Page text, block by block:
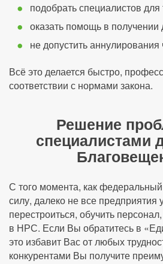
подобрать специалистов для
оказать помощь в
не допустить
Всё это делается быстро,
соответствии с нормами закона.
Решение
специалистами
С того момента, как федеральный
силу, далеко не все предприятия
перестроиться, обучить
в НРС. Если Вы обратитесь в
это избавит Вас от любых
конкурентами Вы получите